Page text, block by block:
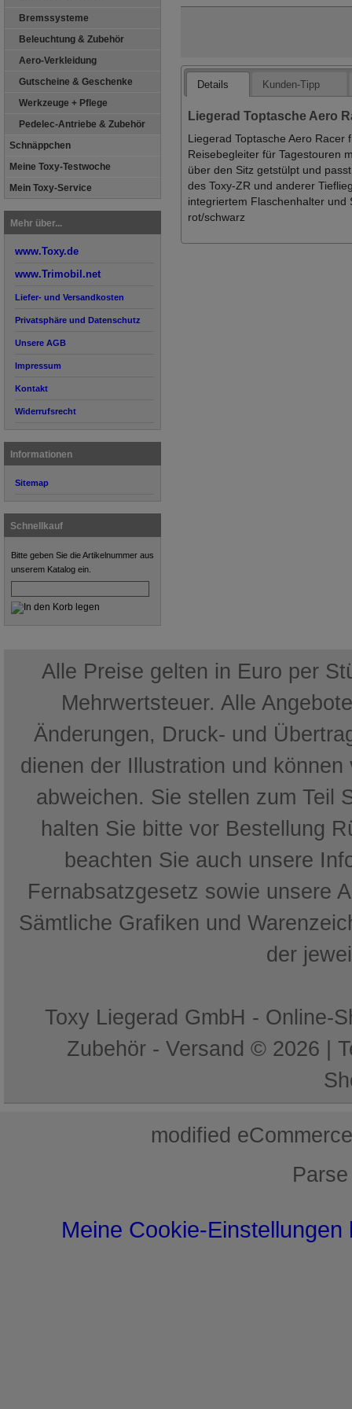
Bremssysteme
Beleuchtung & Zubehör
Aero-Verkleidung
Gutscheine & Geschenke
Werkzeuge + Pflege
Pedelec-Antriebe & Zubehör
Schnäppchen
Meine Toxy-Testwoche
Mein Toxy-Service
Mehr über...
www.Toxy.de
www.Trimobil.net
Liefer- und Versandkosten
Privatsphäre und Datenschutz
Unsere AGB
Impressum
Kontakt
Widerrufsrecht
Informationen
Sitemap
Schnellkauf
Bitte geben Sie die Artikelnummer aus
unserem Katalog ein.
Details Kunden-Tipp
Liegerad Toptasche Aero
Liegerad Toptasche Aero Racer
Reisebegleiter für Tagestouren
über den Sitz getstülpt und
des Toxy-ZR und anderer
integriertem Flaschenhalter
rot/schwarz
Alle Preise gelten in Euro per
Mehrwertsteuer. Alle
Änderungen, Druck- und
dienen der Illustration und
abweichen. Sie stellen zum Teil
halten Sie bitte vor Bestellung
beachten Sie auch unsere
Fernabsatzgesetz sowie unsere
Sämtliche Grafiken und
der
Toxy Liegerad GmbH - Online-
Zubehör - Versand © 2026 |
mod ified
Meine Cookie-